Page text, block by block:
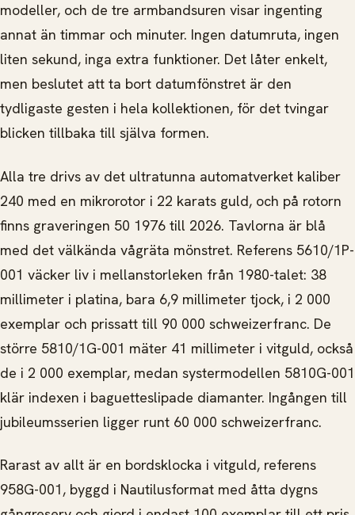
modeller, och de tre armbandsuren visar ingenting
annat än timmar och minuter. Ingen datumruta, ingen
liten sekund, inga extra funktioner. Det låter enkelt,
men beslutet att ta bort datumfönstret är den
tydligaste gesten i hela kollektionen, för det tvingar
blicken tillbaka till själva formen.
Alla tre drivs av det ultratunna automatverket kaliber
240 med en mikrorotor i 22 karats guld, och på rotorn
finns graveringen 50 1976 till 2026. Tavlorna är blå
med det välkända vågräta mönstret. Referens 5610/1P-
001 väcker liv i mellanstorleken från 1980-talet: 38
millimeter i platina, bara 6,9 millimeter tjock, i 2 000
exemplar och prissatt till 90 000 schweizerfranc. De
större 5810/1G-001 mäter 41 millimeter i vitguld, också
de i 2 000 exemplar, medan systermodellen 5810G-001
klär indexen i baguetteslipade diamanter. Ingången till
jubileumsserien ligger runt 60 000 schweizerfranc.
Rarast av allt är en bordsklocka i vitguld, referens
958G-001, byggd i Nautilusformat med åtta dygns